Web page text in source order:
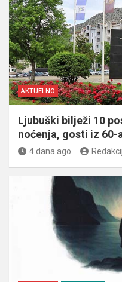
AKTUELNO
Ljubuški bilježi 10
noćenja, gosti iz 60-
4 dana ago